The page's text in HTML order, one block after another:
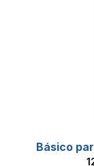
Básico